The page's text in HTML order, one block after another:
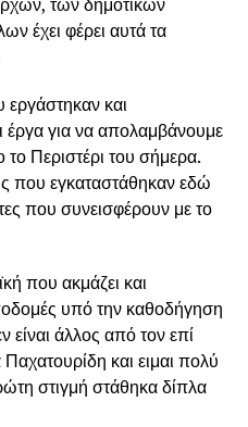
έχει φέρει αυτά τα
εργάστηκαν και
για να απολαμβάνουμε
Περιστέρι του σήμερα.
που εγκαταστάθηκαν εδώ
που συνεισφέρουν με το
που ακμάζει και
υπό την καθοδήγηση
άλλος από τον επί
και ειμαι πολύ
στιγμή στάθηκα δίπλα